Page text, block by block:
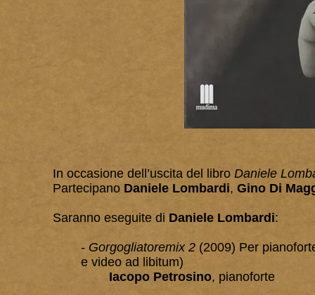
In occasione dell’uscita del libro Daniele
Partecipano Daniele Lombardi, Gino Di
Saranno eseguite di Daniele Lombardi:
- Gorgogliatoremix 2 (2009) Per
e video ad libitum)
Iacopo Petrosino, pianoforte